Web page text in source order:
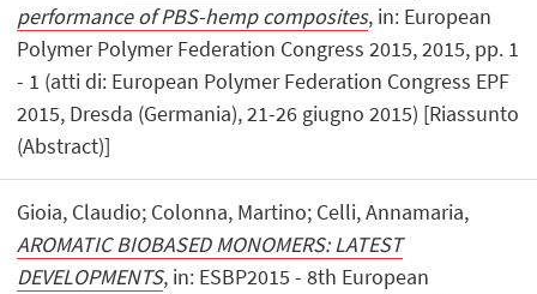
performance of PBS-hemp composites, in: European
Polymer Polymer Federation Congress 2015, 2015, pp. 1
- 1 (atti di: European Polymer Federation Congress EPF
2015, Dresda (Germania), 21-26 giugno 2015) [Riassunto
(Abstract)]
Gioia, Claudio; Colonna, Martino; Celli, Annamaria,
AROMATIC BIOBASED MONOMERS: LATEST
DEVELOPMENTS, in: ESBP2015 - 8th European